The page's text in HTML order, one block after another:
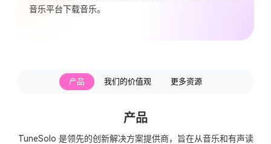
音乐平台下载音乐。
产品 我们的价值观 更多资源
产品
TuneSolo 是领先的创新解决方案提供商，旨在从音乐和有声读